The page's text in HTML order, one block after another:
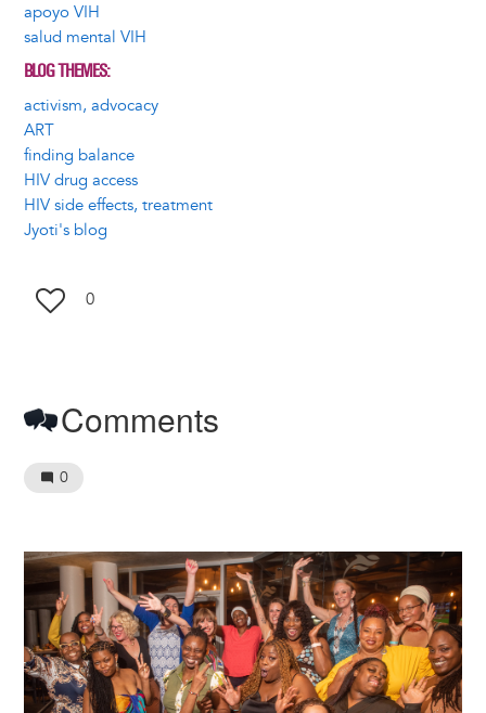
apoyo VIH
salud mental VIH
BLOG THEMES
activism, advocacy
ART
finding balance
HIV drug access
HIV side effects, treatment
Jyoti's blog
0
Comments
0
Image